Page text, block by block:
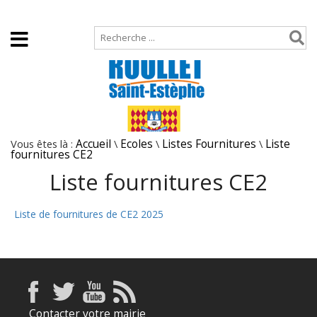
Vous êtes là : Accueil \ Ecoles \ Listes Fournitures \ Liste
fournitures CE2
Liste fournitures CE2
Liste de fournitures de CE2 2025
Contacter votre mairie